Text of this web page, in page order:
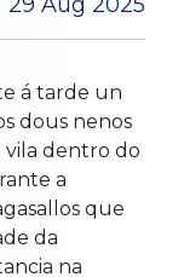
á tarde un
dous nenos
vila dentro do
a
que
da
na